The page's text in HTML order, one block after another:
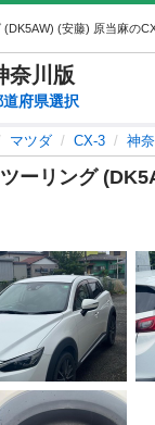
奈川 版
道府県選択
マツダ CX-3 神
ーリング